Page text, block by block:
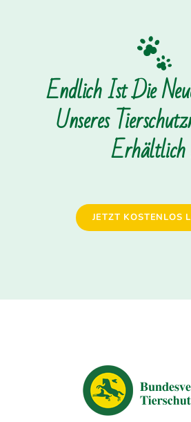
Endlich Ist Die
Unseres
JETZT KOSTENLOS